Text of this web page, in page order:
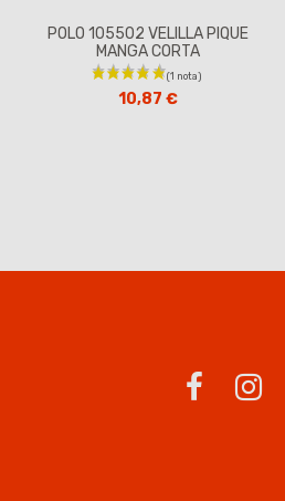
POLO 105502 VELILLA PIQUE
MANGA CORTA
10,87 €